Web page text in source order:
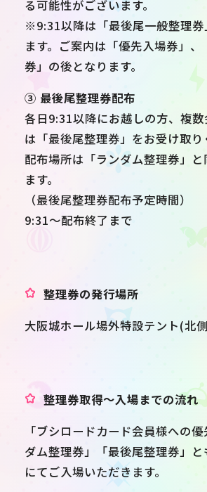
る可能性がございます。
※9:31以降は「最後尾一般整理券
ます。ご案内は「優先入場券」
券」の後となります。
③ 最後尾整理券配布
各日9:31以降にお越しの方、複
は「最後尾整理券」をお受け取り
配布場所は「ランダム整理券」と
ます。
（最後尾整理券配布予定時間）
9:31～配布終了まで
整理券の発行場所
大阪城ホール場外特設テント(北
整理券取得～入場までの流れ
「ブシロードカード会員様への
ダム整理券」「最後尾整理券」
にてご入場いただきます。